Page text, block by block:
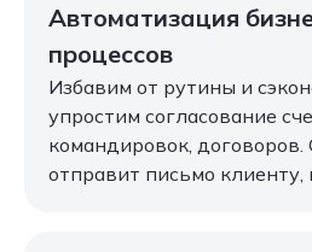
Автоматизация
процессов
Избавим от рутины и
упростим согласование
командировок,
отправит письмо клиенту,